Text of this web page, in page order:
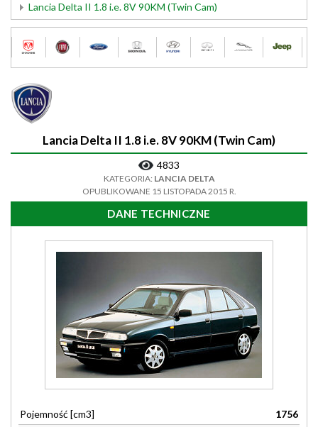
Lancia Delta II 1.8 i.e. 8V 90KM (Twin Cam)
Lancia Delta II 1.8 i.e. 8V 90KM (Twin Cam)
4833
KATEGORIA: LANCIA DELTA
OPUBLIKOWANE 15 LISTOPADA 2015 R.
DANE TECHNICZNE
Pojemność [cm3]
1756